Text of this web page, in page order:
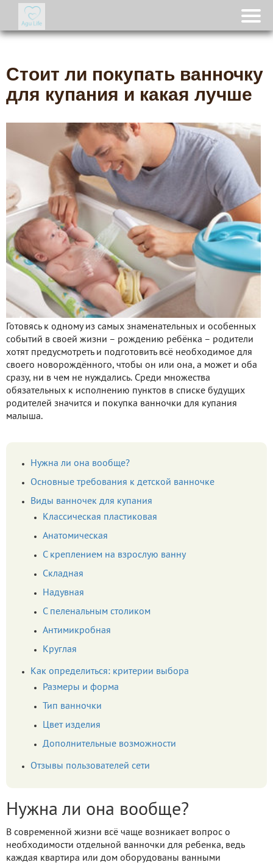
Стоит ли покупать ванночку
для купания и какая лучше
Готовясь к одному из самых знаменательных и особенных
событий в своей жизни – рождению ребёнка – родители
хотят предусмотреть и подготовить всё необходимое для
своего новорождённого, чтобы он или она, а может и оба
сразу, ни в чем не нуждались. Среди множества
обязательных к исполнению пунктов в списке будущих
родителей значится и покупка ванночки для купания
малыша.
Нужна ли она вообще?
Основные требования к детской ванночке
Виды ванночек для купания
Классическая пластиковая
Анатомическая
С креплением на взрослую ванну
Складная
Надувная
С пеленальным столиком
Антимикробная
Круглая
Как определиться: критерии выбора
Размеры и форма
Тип ванночки
Цвет изделия
Дополнительные возможности
Отзывы пользователей сети
Нужна ли она вообще?
В современной жизни всё чаще возникает вопрос о
необходимости отдельной ванночки для ребенка, ведь
каждая квартира или дом оборудованы ванными